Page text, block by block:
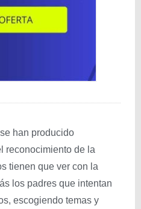
han producido
reconocimiento de la
tienen que ver con la
los padres que intentan
escogiendo temas y